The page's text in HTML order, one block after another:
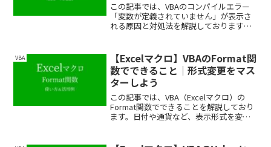
この記事では、VBAのコンパイルエラー
「変数が定義されていません」が表示さ
れる原因と対処法を解説しております。
ひ最後まで読んでいってください。
VBA
【Excelマクロ】VBAのFormat関
数でできること｜形式変更をマス
ターしよう
この記事では、VBA（Excelマクロ）の
Format関数でできることを解説しており
ます。日付や通貨など、表示形式を変更